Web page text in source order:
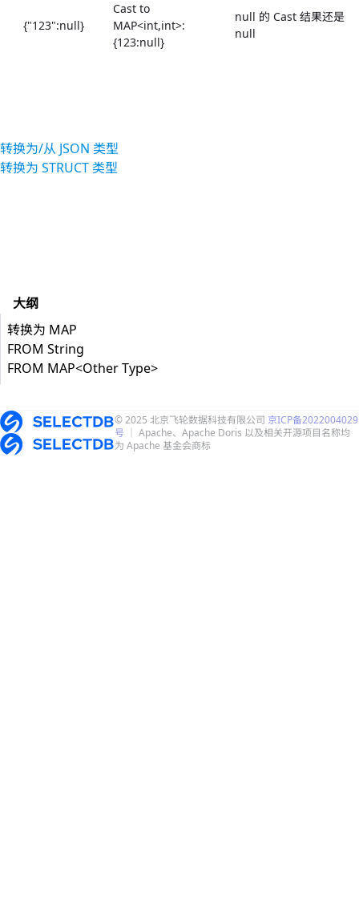
{"123":null}
Cast to
MAP<int,int>:
{123:null}
null 的 Cast 结果还是
null
转换为/从 JSON 类型
转换为 STRUCT 类型
大纲
转换为 MAP
FROM String
FROM MAP<Other Type>
© 2025 北京飞轮数据科技有限公司 京ICP备2022004029
号
｜ Apache、Apache Doris 以及相关开源项目名称均
为 Apache 基金会商标